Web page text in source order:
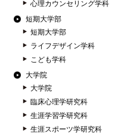
心理カウンセリング学科
短期大学部
短期大学部
ライフデザイン学科
こども学科
大学院
大学院
臨床心理学研究科
生涯学習学研究科
生涯スポーツ学研究科